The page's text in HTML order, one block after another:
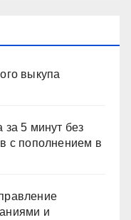
выкупа
за 5 минут без
с пополнением в
и